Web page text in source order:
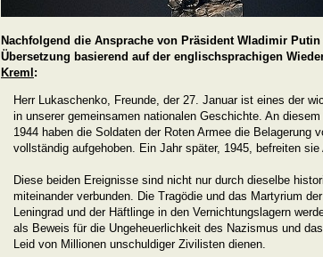
Nachfolgend die Ansprache von Präsident Wladimir
Übersetzung basierend auf der englischsprachigen
Kreml :
Herr Lukaschenko, Freunde, der 27. Januar ist eines der
in unserer gemeinsamen nationalen Geschichte. An
1944 haben die Soldaten der Roten Armee die Belagerung
vollständig aufgehoben. Ein Jahr später, 1945, befreiten sie
Diese beiden Ereignisse sind nicht nur durch dieselbe
miteinander verbunden. Die Tragödie und das Martyrium
Leningrad und der Häftlinge in den Vernichtungslagern
als Beweis für die Ungeheuerlichkeit des Nazismus und
Leid von Millionen unschuldiger Zivilisten dienen.